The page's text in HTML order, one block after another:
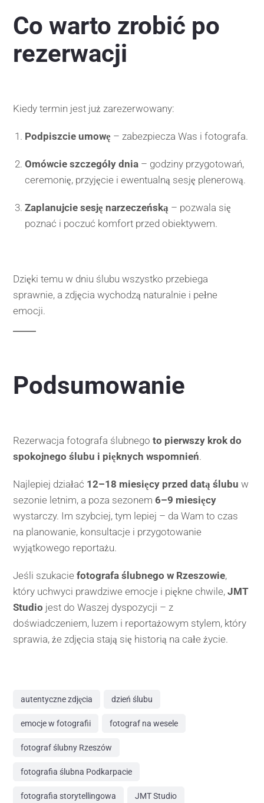
Co warto zrobić po
rezerwacji
Kiedy termin jest już zarezerwowany:
Podpiszcie umowę – zabezpiecza Was i fotografa.
Omówcie szczegóły dnia – godziny przygotowań,
ceremonię, przyjęcie i ewentualną sesję plenerową.
Zaplanujcie sesję narzeczeńską – pozwala się
poznać i poczuć komfort przed obiektywem.
Dzięki temu w dniu ślubu wszystko przebiega
sprawnie, a zdjęcia wychodzą naturalnie i pełne
emocji.
Podsumowanie
Rezerwacja fotografa ślubnegoto pierwszy krok do
spokojnego ślubu i pięknych wspomnień.
Najlepiej działać 12–18 miesięcy przed datą ślubu w
sezonie letnim, a poza sezonem6–9 miesięcy
wystarczy. Im szybciej, tym lepiej – da Wam to czas
na planowanie, konsultacje i przygotowanie
wyjątkowego reportażu.
Jeśli szukaciefotografa ślubnego w Rzeszowie,
który uchwyci prawdziwe emocje i piękne chwile,JMT
Studio jest do Waszej dyspozycji – z
doświadczeniem, luzem i reportażowym stylem, który
sprawia, że zdjęcia stają się historią na całe życie.
autentyczne zdjęcia dzień ślubu
emocje w fotografii fotograf na wesele
fotograf ślubny Rzeszów
fotografia ślubna Podkarpacie
fotografia storytellingowa JMT Studio